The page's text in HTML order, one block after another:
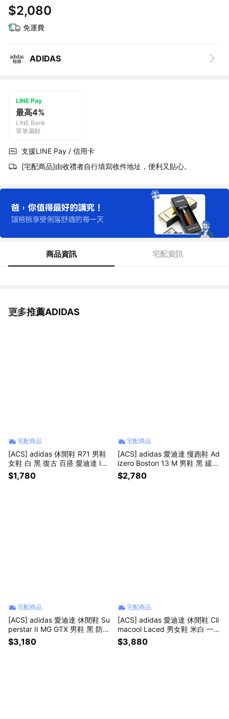
$2,080
免運費
ADIDAS
LINE Pay
最高4%
LINE Bank
單筆滿額
支援LINE Pay / 信用卡
[宅配商品]由收禮者自行填寫收件地址，便利又貼心。
商品資訊 宅配資訊
更多推薦ADIDAS
看更多
宅配商品
[ACS] adidas 休閒鞋 R71 男鞋
女鞋 白 黑 復古 百搭 愛迪達 IH1
321
$1,780
宅配商品
[ACS] adidas 愛迪達 慢跑鞋 Ad
izero Boston 13 M 男鞋 黑 緩震
運動鞋 KK2257
$2,780
宅配商品
[ACS] adidas 愛迪達 休閒鞋 Su
perstar II MG GTX 男鞋 黑 防水
復古 貝殼鞋 KK0995
$3,180
宅配商品
[ACS] adidas 愛迪達 休閒鞋 Cli
macool Laced 男女鞋 米白 一體
成型 透氣 3D列印 KJ8968
$3,880